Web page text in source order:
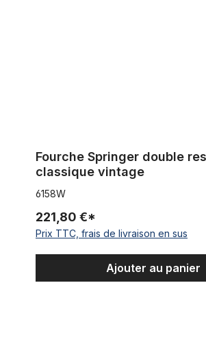
Fourche Springer double
classique vintage
6158W
221,80 €*
Prix TTC, frais de livraison en sus
Ajouter au panier